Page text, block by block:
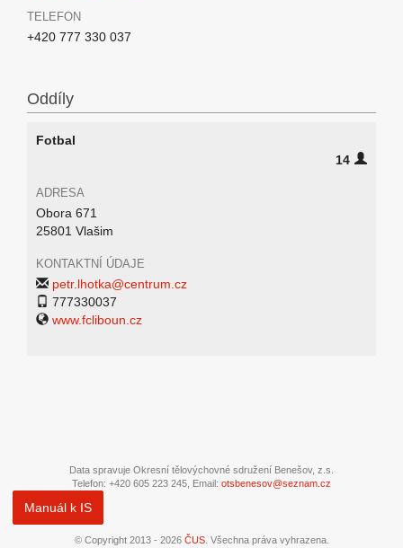
TELEFON
+420 777 330 037
Oddíly
Fotbal
14
ADRESA
Obora 671
25801 Vlašim
KONTAKTNÍ ÚDAJE
petr.lhotka@centrum.cz
777330037
www.fcliboun.cz
Data spravuje Okresní tělovýchovné sdružení Benešov, z.s.
Telefon: +420 605 223 245, Email: otsbenesov@seznam.cz
Manuál k IS
© Copyright 2013 - 2026 ČUS. Všechna práva vyhrazena.